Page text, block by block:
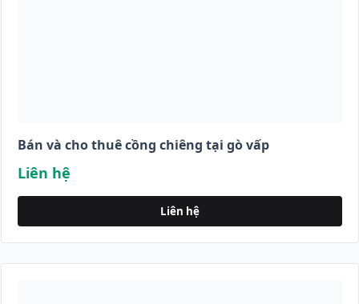
Bán và cho thuê cồng chiêng tại gò vấp
Liên hệ
Liên hệ